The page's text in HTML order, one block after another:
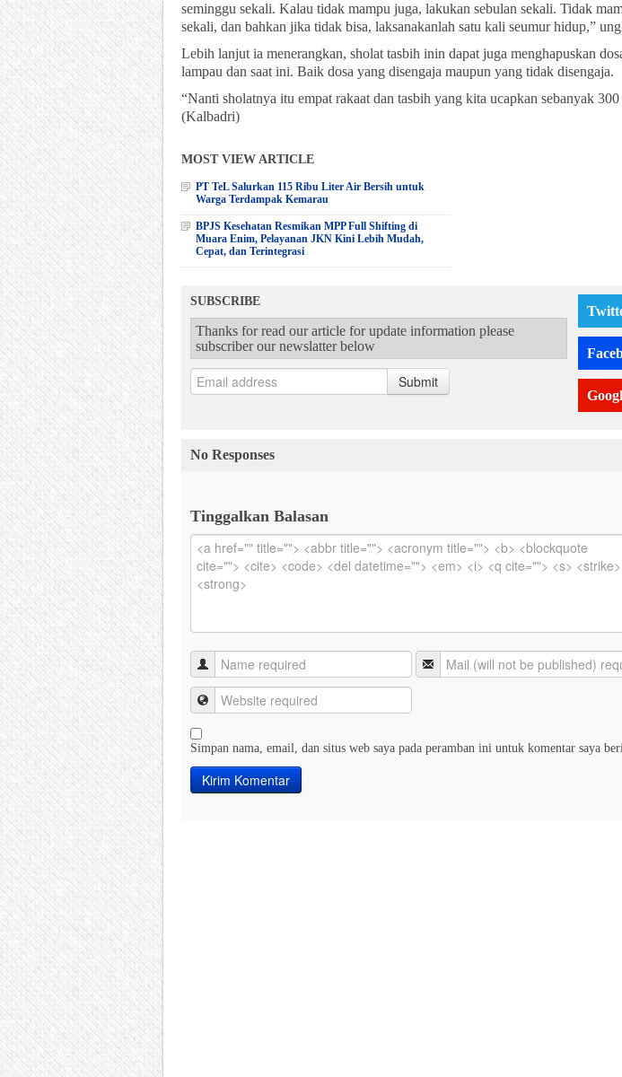
seminggu sekali. Kalau tidak mampu juga, lakukan sebulan sekali. Tidak
sekali, dan bahkan jika tidak bisa, laksanakanlah satu kali seumur hidup,”
Lebih lanjut ia menerangkan, sholat tasbih inin dapat juga menghapuskan
lampau dan saat ini. Baik dosa yang disengaja maupun yang tidak disengaja.
“Nanti sholatnya itu empat rakaat dan tasbih yang kita ucapkan sebanyak
(Kalbadri)
MOST VIEW ARTICLE
PT TeL Salurkan 115 Ribu Liter Air Bersih untuk
Warga Terdampak Kemarau
BPJS Kesehatan Resmikan MPP Full Shifting di
Muara Enim, Pelayanan JKN Kini Lebih Mudah,
Cepat, dan Terintegrasi
SUBSCRIBE
Thanks for read our article for update information please
subscriber our newslatter below
Submit
No Responses
Tinggalkan Balasan
Simpan nama, email, dan situs web saya pada peramban ini untuk komentar saya